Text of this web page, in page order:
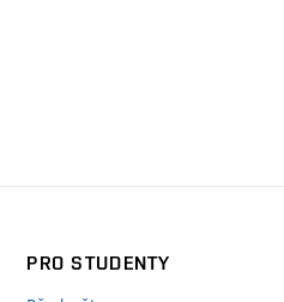
PRO STUDENTY